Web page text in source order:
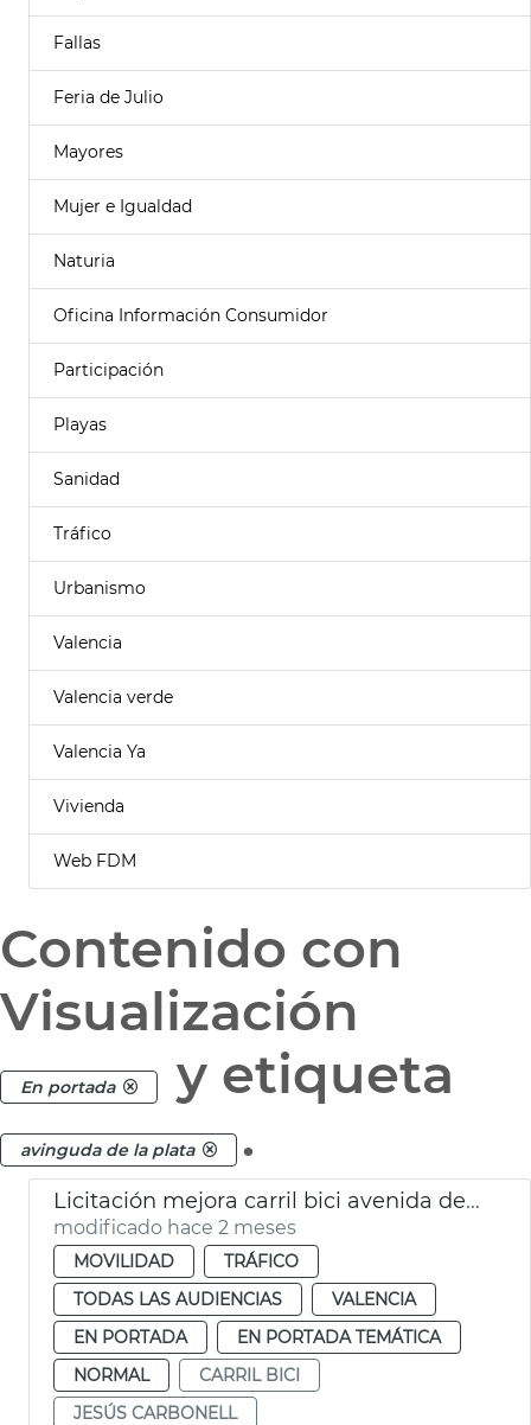
Fallas
Feria de Julio
Mayores
Mujer e Igualdad
Naturia
Oficina Información Consumidor
Participación
Playas
Sanidad
Tráfico
Urbanismo
Valencia
Valencia verde
Valencia Ya
Vivienda
Web FDM
Contenido con
Visualización
En portada y etiqueta
avinguda de la plata .
Licitación mejora carril bici avenida de La Plata València
modificado hace 2 meses
MOVILIDAD
TRÁFICO
TODAS LAS AUDIENCIAS
VALENCIA
EN PORTADA
EN PORTADA TEMÁTICA
NORMAL
CARRIL BICI
JESÚS CARBONELL